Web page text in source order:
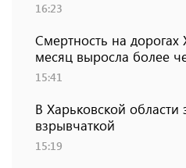
16:23
Смертность на
месяц выросла более
15:41
В Харьковской области
взрывчаткой
15:19